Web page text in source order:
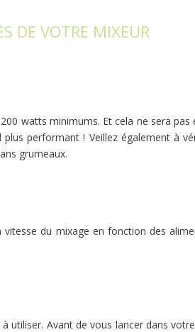
DE VOTRE MIXEUR
watts minimums. Et cela ne sera
performant ! Veillez également à
grumeaux.
du mixage en fonction des
utiliser. Avant de vous lancer dans